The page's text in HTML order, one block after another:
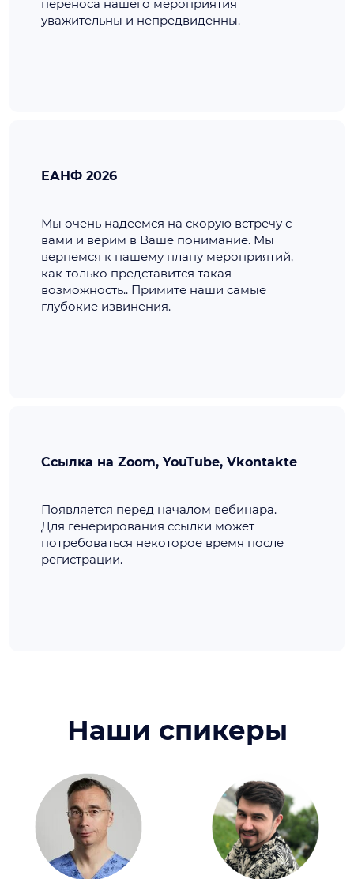
переноса нашего мероприятия
уважительны и непредвиденны.
ЕАНФ 2026
Мы очень надеемся на скорую встречу с
вами и верим в Ваше понимание. Мы
вернемся к нашему плану мероприятий,
как только представится такая
возможность.. Примите наши самые
глубокие извинения.
Ссылка на Zoom, YouTube, Vkontakte
Появляется перед началом вебинара.
Для генерирования ссылки может
потребоваться некоторое время после
регистрации.
Наши спикеры